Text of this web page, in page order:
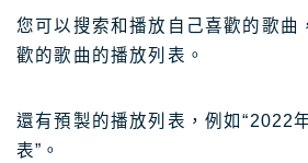
您可以搜索和播放自己喜歡的歌曲
歡的歌曲的播放列表。
還有預製的播放列表，例如“2022
表”。